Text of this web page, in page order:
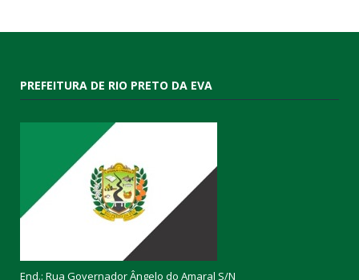
PREFEITURA DE RIO PRETO DA EVA
End.: Rua Governador Ângelo do Amaral S/N